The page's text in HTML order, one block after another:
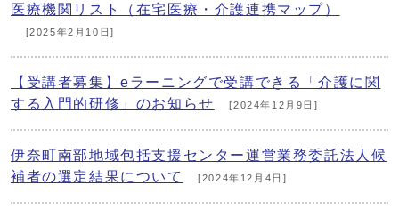
医療機関リスト（在宅医療・介護連携マップ）
[2025年2月10日]
【受講者募集】eラーニングで受講できる「介護に関
する入門的研修」のお知らせ
[2024年12月9日]
伊奈町南部地域包括支援センター運営業務委託法人候
補者の選定結果について
[2024年12月4日]